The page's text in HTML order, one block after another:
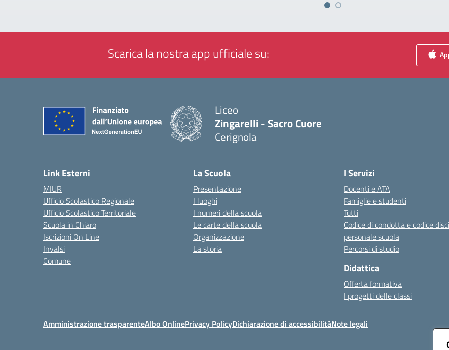
Scarica la nostra app ufficiale su:
Liceo
Zingarelli - Sacro Cuore
Cerignola
Link Esterni
MIUR
Ufficio Scolastico Regionale
Ufficio Scolastico Territoriale
Scuola in Chiaro
Iscrizioni On Line
Invalsi
Comune
La Scuola
Presentazione
I luoghi
I numeri della scuola
Le carte della scuola
Organizzazione
La storia
I Servizi
Docenti e ATA
Famiglie e studenti
Tutti
Codice di condotta e codice
personale scuola
Percorsi di studio
Didattica
Offerta formativa
I progetti delle classi
Amministrazione trasparenteAlbo OnlinePrivacy PolicyDichiarazione di accessibilitàNote legali